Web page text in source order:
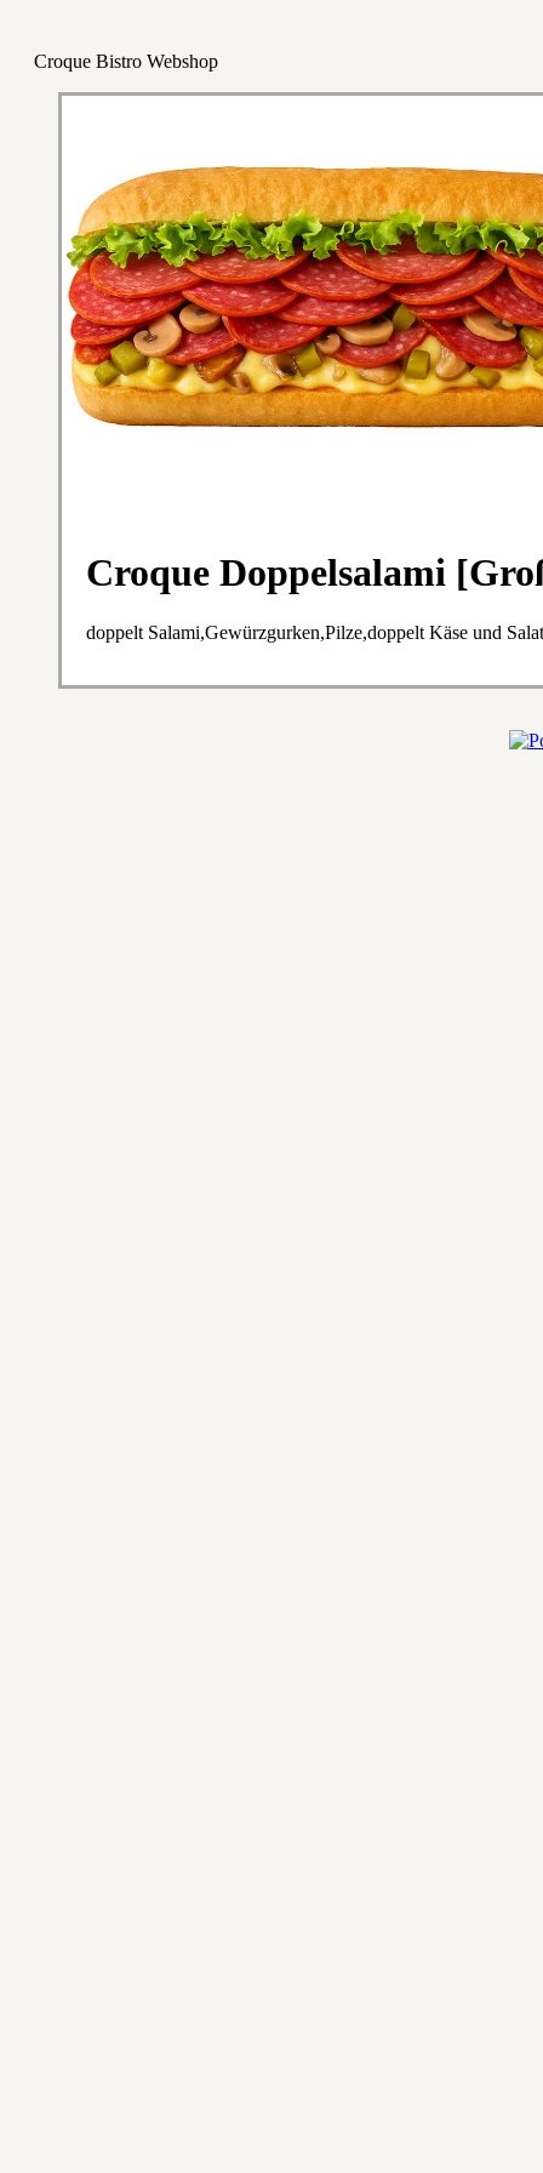
Croque Bistro Webshop
Croque Doppelsalami
doppelt Salami,Gewürzgurken,Pilze,doppelt Käse und Salat